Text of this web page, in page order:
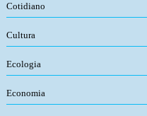
Cotidiano
Cultura
Ecologia
Economia